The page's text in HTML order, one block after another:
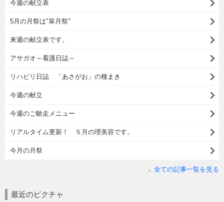
今週の献立表
5月の月祭は"皐月祭"
来週の献立表です。
アサガオ～看護日誌～
リハビリ日誌 「あさがお」の種まき
今週の献立
今週のご馳走メニュー
リアルタイム更新！ ５月の理美容です。
今月の月祭
全ての記事一覧を見る
最近のピクチャ